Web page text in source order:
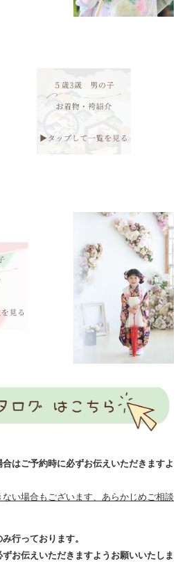
はご予約時に必ずお伝えいただきますよ
い場合もございます、あらかじめご相談
行っております。
お伝えいただきますようお願いいたしま